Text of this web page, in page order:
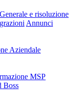
Generale e risoluzione
Annunci
Aziendale
MSP
Boss